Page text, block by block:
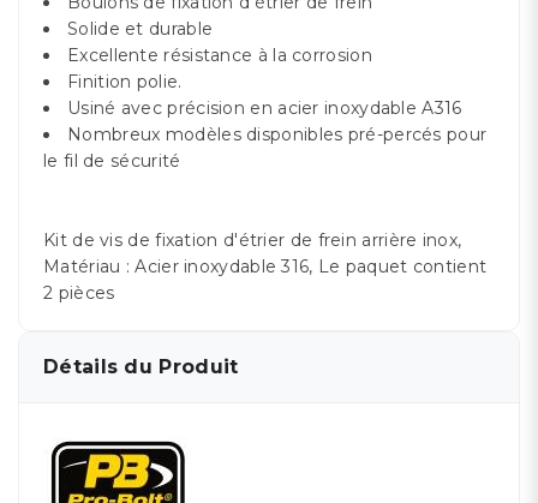
Solide et durable
Excellente résistance à la corrosion
Finition polie.
Usiné avec précision en acier inoxydable A316
Nombreux modèles disponibles pré-percés pour
le fil de sécurité
Kit de vis de fixation d'étrier de frein arrière inox,
Matériau : Acier inoxydable 316, Le paquet contient
2 pièces
Détails du Produit